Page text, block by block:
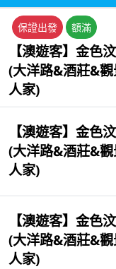
保證出發 額滿
【澳遊客】金色
(大洋路&酒莊&
人家)
【澳遊客】金色
(大洋路&酒莊&
人家)
【澳遊客】金色
(大洋路&酒莊&
人家)